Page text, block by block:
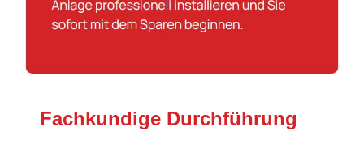
Fachkundige Durchführung